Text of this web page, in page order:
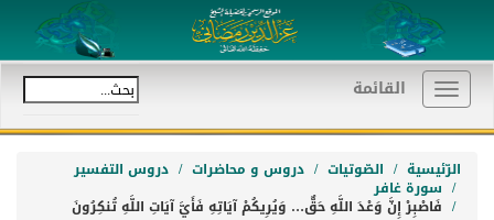
Toggle
navigation
القائمة
الرّئيسية الصّوتيات دروس و محاضرات دروس التفسير
سورة غافر
فَاصْبِرْ إِنَّ وَعْدَ اللَّهِ حَقٌّ… وَيُرِيكُمْ آيَاتِهِ فَأَيَّ آيَاتِ اللَّهِ تُنكِرُونَ